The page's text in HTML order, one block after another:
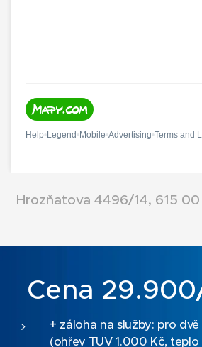
Hrozňatova 4496/14, 615
Cena
+ záloha na služby: pro
(ohřev TUV 1.000 Kč,